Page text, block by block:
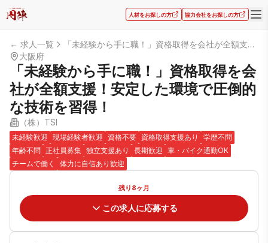
人材をお探しの方 協力会社をお探しの方
← 求人一覧
「未経験から手に職！」資格取得を会社が全額支援！安定した環境で圧倒的な技術を習得！
大阪府
「未経験から手に職！」資格取得を会
社が全額支援！安定した環境で圧倒的
な技術を習得！
（株）TSI
未経験歓迎 現場経験者歓迎 資格不要 資格取得支援あり
学歴不問
年齢不問 正社員募集 独立支援あり 長期歓迎 車・バイク通勤OK
チームで働く
体力に自信あり歓迎
残り8ヶ月
この求人に応募する